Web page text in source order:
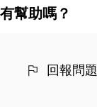
幫助嗎？
回報問題